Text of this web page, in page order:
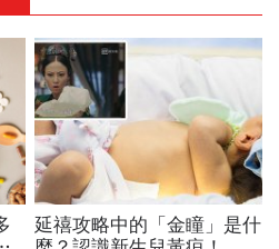
延禧攻略中的「金瞳」是什